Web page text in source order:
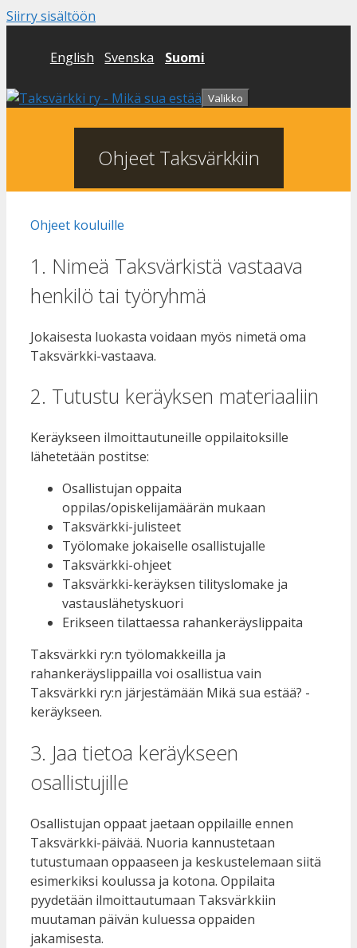
Siirry sisältöön
English Svenska Suomi
Valikko
Ohjeet Taksvärkkiin
Ohjeet kouluille
1. Nimeä Taksvärkistä vastaava
henkilö tai työryhmä
Jokaisesta luokasta voidaan myös nimetä oma
Taksvärkki-vastaava.
2. Tutustu keräyksen materiaaliin
Keräykseen ilmoittautuneille oppilaitoksille
lähetetään postitse:
Osallistujan oppaita
oppilas/opiskelijamäärän mukaan
Taksvärkki-julisteet
Työlomake jokaiselle osallistujalle
Taksvärkki-ohjeet
Taksvärkki-keräyksen tilityslomake ja
vastauslähetyskuori
Erikseen tilattaessa rahankeräyslippaita
Taksvärkki ry:n työlomakkeilla ja
rahankeräyslippailla voi osallistua vain
Taksvärkki ry:n järjestämään Mikä sua estää? -
keräykseen.
3. Jaa tietoa keräykseen
osallistujille
Osallistujan oppaat jaetaan oppilaille ennen
Taksvärkki-päivää. Nuoria kannustetaan
tutustumaan oppaaseen ja keskustelemaan siitä
esimerkiksi koulussa ja kotona. Oppilaita
pyydetään ilmoittautumaan Taksvärkkiin
muutaman päivän kuluessa oppaiden
jakamisesta.